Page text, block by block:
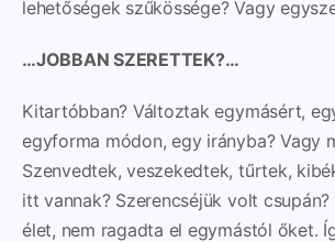
lehetőségek szűkössége? Vagy
…JOBBAN SZERETTEK?…
Kitartóbban? Változtak egymásért,
egyforma módon, egy irányba? Vagy
Szenvedtek, veszekedtek, tűrtek,
itt vannak? Szerencséjük volt
élet, nem ragadta el egymástól őket.